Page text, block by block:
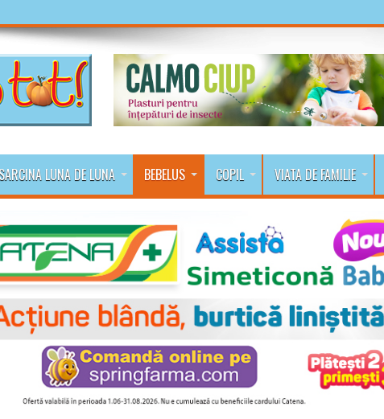
SARCINA LUNA DE LUNA BEBELUS COPIL VIATA DE FAMILIE